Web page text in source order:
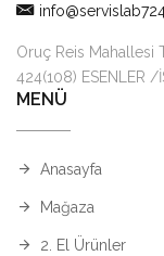
Oruç Reis Mahallesi
424(108) ESENLER /
MENÜ
Anasayfa
Mağaza
2. El Ürünler